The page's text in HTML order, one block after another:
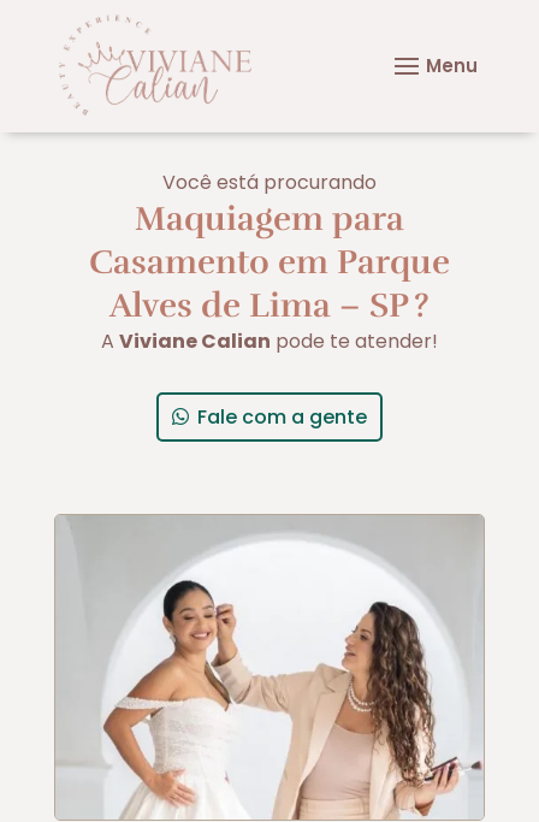
Você está procurando
Maquiagem para
Casamento em Parque
Alves de Lima – SP?
A Viviane Calian pode te atender!
Fale com a gente